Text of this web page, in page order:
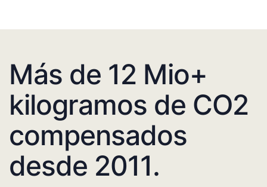
Más de 12 Mio+
kilogramos de CO2
compensados
desde 2011.